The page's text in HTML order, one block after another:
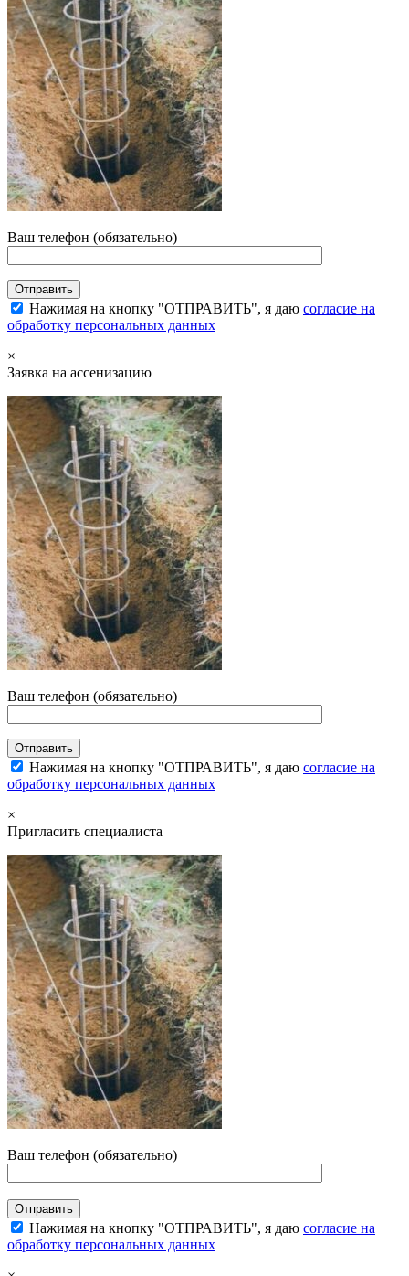
Ваш телефон (обязательно)
Нажимая на кнопку "ОТПРАВИТЬ", я даю согласие на
обработку персональных данных
×
Заявка на ассенизацию
Ваш телефон (обязательно)
Нажимая на кнопку "ОТПРАВИТЬ", я даю согласие на
обработку персональных данных
×
Пригласить специалиста
Ваш телефон (обязательно)
Нажимая на кнопку "ОТПРАВИТЬ", я даю согласие на
обработку персональных данных